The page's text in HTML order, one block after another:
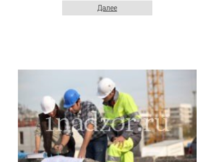
Далее